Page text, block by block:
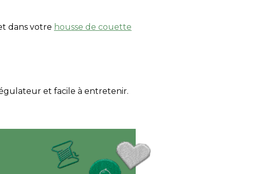
dans votre housse de couette
et facile à entretenir.